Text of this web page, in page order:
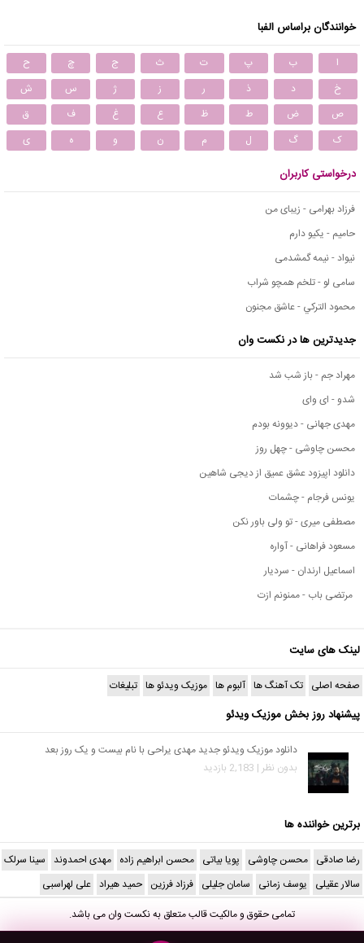
خوانندگان براساس الفبا
ا ب پ ت ث ج چ
ح
خ
د ذ ر ز ژ س
ش
ص
ض ط ظ ع غ ف
ق
ک
گ ل م ن و ه ی
درخواستی کاربران
فرزاد بهرامی - زیبای من
حامیم - یکیو دارم
نیواد - نیمه گمشدمی
سامی لو - تلخم همچو شراب
محمود التركي - عاشق مجنون
جدیدترین ها در نکست وان
مهراد جم - باز شب شد
شدو - ای وای
مهدی جهانی - دیوونه بودم
محسن چاوشی - چهل روز
دانلود اپیزود عشق عمیق از دیجی شاهین
یونس فرجام - چشمات
مصطفی میری - تو ولی باور نکن
مسعود فراهانی - آواره
اسماعیل ارندان - سردیار
مرتضی باب - ممنونم ازت
لینک های سایت
صفحه اصلی تک آهنگ ها آلبوم ها موزیک ویدئو ها تبلیغات
پیشنهاد روز بخش موزیک ویدئو
دانلود موزیک ویدئو جدید مهدی یراحی با نام بیست و یک روز بعد
بدون نظر | 2,183 بازدید
برترین خواننده ها
رضا صادقی محسن چاوشی پویا بیاتی محسن ابراهیم زاده مهدی احمدوند سینا سرلک
سالار عقیلی یوسف زمانی سامان جلیلی فرزاد فرزین حمید هیراد علی لهراسبی
تمامی حقوق و مالکیت قالب متعلق بهنکست وانمی باشد.